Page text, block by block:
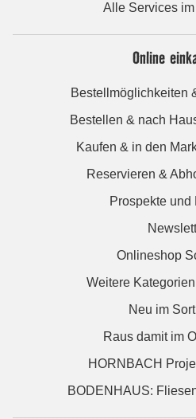
Alle Services
Online
Bestellmöglichkeiten
Bestellen & nach
Kaufen & in den
Reservieren &
Prospekte und
Onlineshop
Weitere
Neu im
Raus damit im
HORNBACH
BODENHAUS: